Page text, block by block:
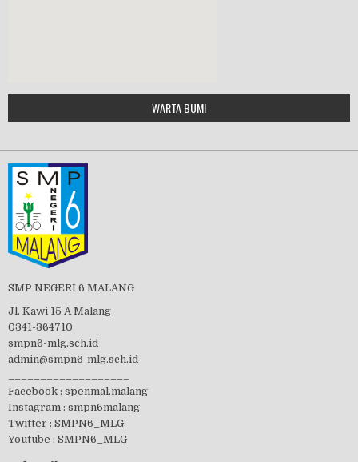
Tes Matrikulasi 2019
visitasi PPK 2019
GSF 2019
Google Maps Generator by
embedgooglemap.net
WARTA BUMI
SMP NEGERI 6 MALANG
Jl. Kawi 15 A Malang
0341-364710
smpn6-mlg.sch.id
admin@smpn6-mlg.sch.id
Facebook : spenmal.malang
Instagram : smpn6malang
Twitter : SMPN6_MLG
Youtube : SMPN6_MLG